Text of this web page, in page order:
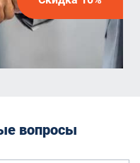
вопросы